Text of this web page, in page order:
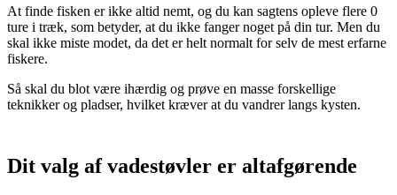
At finde fisken er ikke altid nemt, og du kan sagtens opleve flere 0
ture i træk, som betyder, at du ikke fanger noget på din tur. Men du
skal ikke miste modet, da det er helt normalt for selv de mest erfarne
fiskere.
Så skal du blot være ihærdig og prøve en masse forskellige
teknikker og pladser, hvilket kræver at du vandrer langs kysten.
Dit valg af vadestøvler er altafgørende